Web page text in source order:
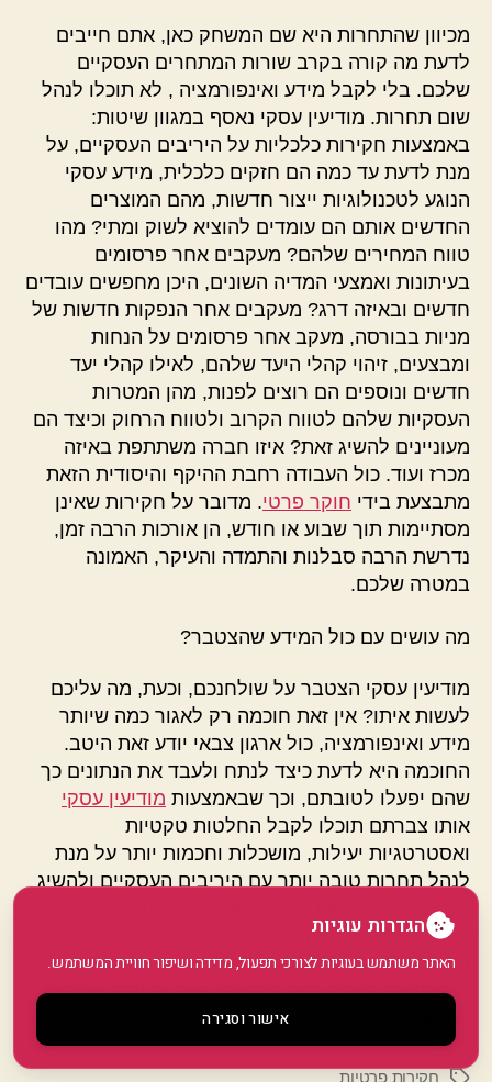
מכיוון שהתחרות היא שם המשחק כאן, אתם חייבים
לדעת מה קורה בקרב שורות המתחרים העסקיים
שלכם. בלי לקבל מידע ואינפורמציה , לא תוכלו לנהל
שום תחרות. מודיעין עסקי נאסף במגוון שיטות:
באמצעות חקירות כלכליות על היריבים העסקיים, על
מנת לדעת עד כמה הם חזקים כלכלית, מידע עסקי
הנוגע לטכנולוגיות ייצור חדשות, מהם המוצרים
החדשים אותם הם עומדים להוציא לשוק ומתי? מהו
טווח המחירים שלהם? מעקבים אחר פרסומים
בעיתונות ואמצעי המדיה השונים, היכן מחפשים עובדים
חדשים ובאיזה דרג? מעקבים אחר הנפקות חדשות של
מניות בבורסה, מעקב אחר פרסומים על הנחות
ומבצעים, זיהוי קהלי היעד שלהם, לאילו קהלי יעד
חדשים ונוספים הם רוצים לפנות, מהן המטרות
העסקיות שלהם לטווח הקרוב ולטווח הרחוק וכיצד הם
מעוניינים להשיג זאת? איזו חברה משתתפת באיזה
מכרז ועוד. כול העבודה רחבת ההיקף והיסודית הזאת
מתבצעת בידי חוקר פרטי. מדובר על חקירות שאינן
מסתיימות תוך שבוע או חודש, הן אורכות הרבה זמן,
נדרשת הרבה סבלנות והתמדה והעיקר, האמונה
במטרה שלכם.
מה עושים עם כול המידע שהצטבר?
מודיעין עסקי הצטבר על שולחנכם, וכעת, מה עליכם
לעשות איתו? אין זאת חוכמה רק לאגור כמה שיותר
מידע ואינפורמציה, כול ארגון צבאי יודע זאת היטב.
החוכמה היא לדעת כיצד לנתח ולעבד את הנתונים כך
שהם יפעלו לטובתם, וכך שבאמצעות מודיעין עסקי
אותו צברתם תוכלו לקבל החלטות טקטיות
ואסטרטגיות יעילות, מושכלות וחכמות יותר על מנת
לנהל תחרות טובה יותר עם היריבים העסקיים ולהשיג
עליונות עסקית. אין מדובר כאן על עבודה מיידית,
תידרשו להרבה מאוד אורך רוח והתמדה, לעיתים
היתרון בתרות אותה אתם מנהלים מולם, ייתן את
אותותיו רק לאחר כמה חודשים, שנה או יותר, אין כאן
חקירות פרטיות
הגדרות עוגיות
האתר משתמש בעוגיות לצורכי תפעול, מדידה ושיפור חוויית המשתמש.
אישור וסגירה